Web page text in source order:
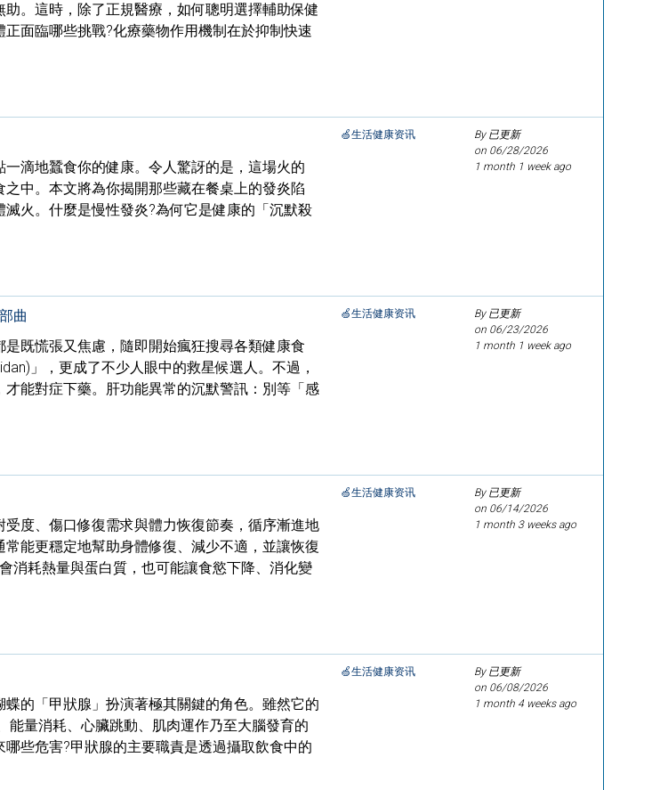
。這時，除了正規醫療，如何聰明選擇輔助保健
面臨哪些挑戰?化療藥物作用機制在於抑制快速
滴地蠶食你的健康。令人驚訝的是，這場火的
中。本文將為你揭開那些藏在餐桌上的發炎陷
火。什麼是慢性發炎?為何它是健康的「沉默殺
🍏生活健康资讯
By 已更新
on 06/28/2026
1 month 1 week ago
曲
既慌張又焦慮，隨即開始瘋狂搜尋各類健康食
」，更成了不少人眼中的救星候選人。不過，
能對症下藥。肝功能異常的沉默警訊：別等「感
🍏生活健康资讯
By 已更新
on 06/23/2026
1 month 1 week ago
度、傷口修復需求與體力恢復節奏，循序漸進地
能更穩定地幫助身體修復、減少不適，並讓恢復
消耗熱量與蛋白質，也可能讓食慾下降、消化變
🍏生活健康资讯
By 已更新
on 06/14/2026
1 month 3 weeks ago
的「甲狀腺」扮演著極其關鍵的角色。雖然它的
量消耗、心臟跳動、肌肉運作乃至大腦發育的
些危害?甲狀腺的主要職責是透過攝取飲食中的
🍏生活健康资讯
By 已更新
on 06/08/2026
1 month 4 weeks ago